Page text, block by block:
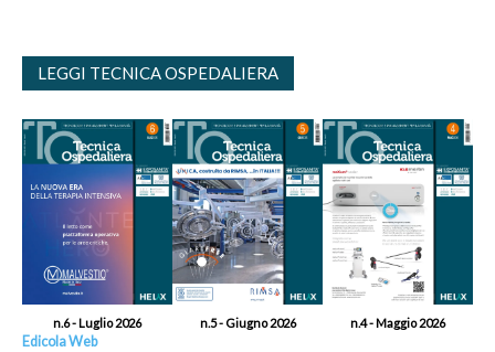
LEGGI TECNICA OSPEDALIERA
n.6 - Luglio 2026 n.5 - Giugno 2026 n.4 - Maggio 2026
Edicola Web